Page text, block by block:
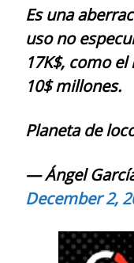
Es una
uso no
17K$, como
10$ millones.
Planeta de
— Ángel
December 2,